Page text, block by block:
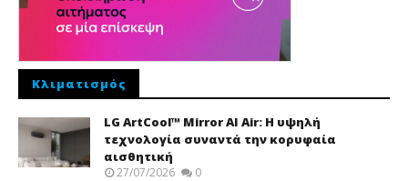
Κλιματισμός
LG ArtCool™ Mirror AI Air: Η υψηλή
τεχνολογία συναντά την κορυφαία
αισθητική
27/07/2026 0